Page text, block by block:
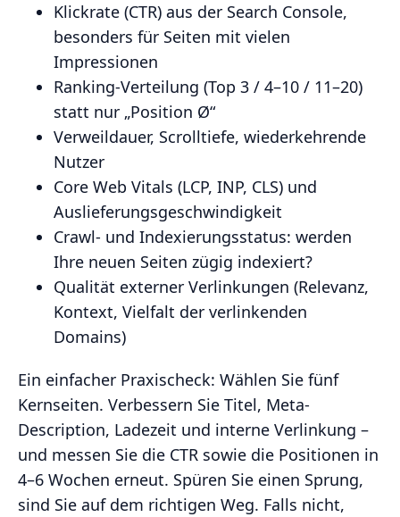
Klickrate (CTR) aus der Search Console,
besonders für Seiten mit vielen
Impressionen
Ranking-Verteilung (Top 3 / 4–10 / 11–20)
statt nur „Position Ø“
Verweildauer, Scrolltiefe, wiederkehrende
Nutzer
Core Web Vitals (LCP, INP, CLS) und
Auslieferungsgeschwindigkeit
Crawl- und Indexierungsstatus: werden
Ihre neuen Seiten zügig indexiert?
Qualität externer Verlinkungen (Relevanz,
Kontext, Vielfalt der verlinkenden
Domains)
Ein einfacher Praxischeck: Wählen Sie fünf
Kernseiten. Verbessern Sie Titel, Meta-
Description, Ladezeit und interne Verlinkung –
und messen Sie die CTR sowie die Positionen in
4–6 Wochen erneut. Spüren Sie einen Sprung,
sind Sie auf dem richtigen Weg. Falls nicht,